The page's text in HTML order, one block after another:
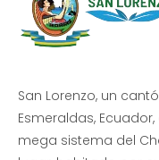
San Lorenzo, un
Esmeraldas,
mega sistema del